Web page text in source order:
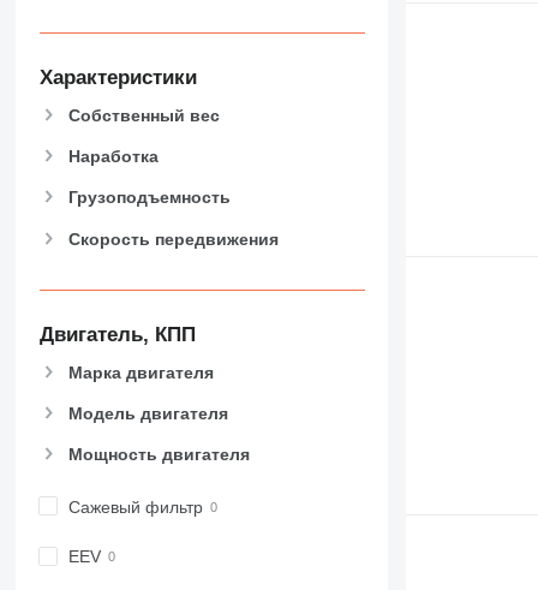
826
907
908
918
928
938
950
962
966
Характеристики
Собственный вес
Наработка
Грузоподъемность
Скорость передвижения
Двигатель, КПП
Марка двигателя
Модель двигателя
Мощность двигателя
Сажевый фильтр
EEV